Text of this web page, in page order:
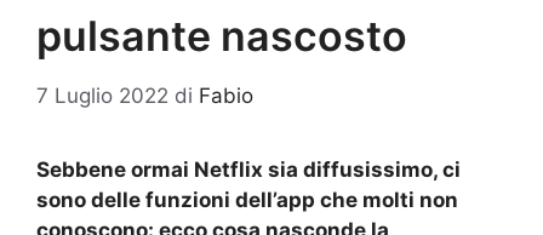
pulsante nascosto
7 Luglio 2022 di Fabio
Sebbene ormai Netflix sia diffusissimo, ci
sono delle funzioni dell’app che molti non
conoscono: ecco cosa nasconde la